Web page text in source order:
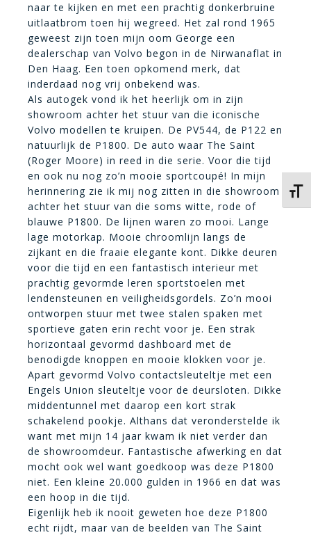
naar te kijken en met een prachtig donkerbruine
uitlaatbrom toen hij wegreed. Het zal rond 1965
geweest zijn toen mijn oom George een
dealerschap van Volvo begon in de Nirwanaflat in
Den Haag. Een toen opkomend merk, dat
inderdaad nog vrij onbekend was.
Als autogek vond ik het heerlijk om in zijn
showroom achter het stuur van die iconische
Volvo modellen te kruipen. De PV544, de P122 en
natuurlijk de P1800. De auto waar The Saint
(Roger Moore) in reed in die serie. Voor die tijd
en ook nu nog zo’n mooie sportcoupé! In mijn
herinnering zie ik mij nog zitten in die showroom
achter het stuur van die soms witte, rode of
blauwe P1800. De lijnen waren zo mooi. Lange
lage motorkap. Mooie chroomlijn langs de
zijkant en die fraaie elegante kont. Dikke deuren
voor die tijd en een fantastisch interieur met
prachtig gevormde leren sportstoelen met
lendensteunen en veiligheidsgordels. Zo’n mooi
ontworpen stuur met twee stalen spaken met
sportieve gaten erin recht voor je. Een strak
horizontaal gevormd dashboard met de
benodigde knoppen en mooie klokken voor je.
Apart gevormd Volvo contactsleuteltje met een
Engels Union sleuteltje voor de deursloten. Dikke
middentunnel met daarop een kort strak
schakelend pookje. Althans dat veronderstelde ik
want met mijn 14 jaar kwam ik niet verder dan
de showroomdeur. Fantastische afwerking en dat
mocht ook wel want goedkoop was deze P1800
niet. Een kleine 20.000 gulden in 1966 en dat was
een hoop in die tijd.
Eigenlijk heb ik nooit geweten hoe deze P1800
echt rijdt, maar van de beelden van The Saint